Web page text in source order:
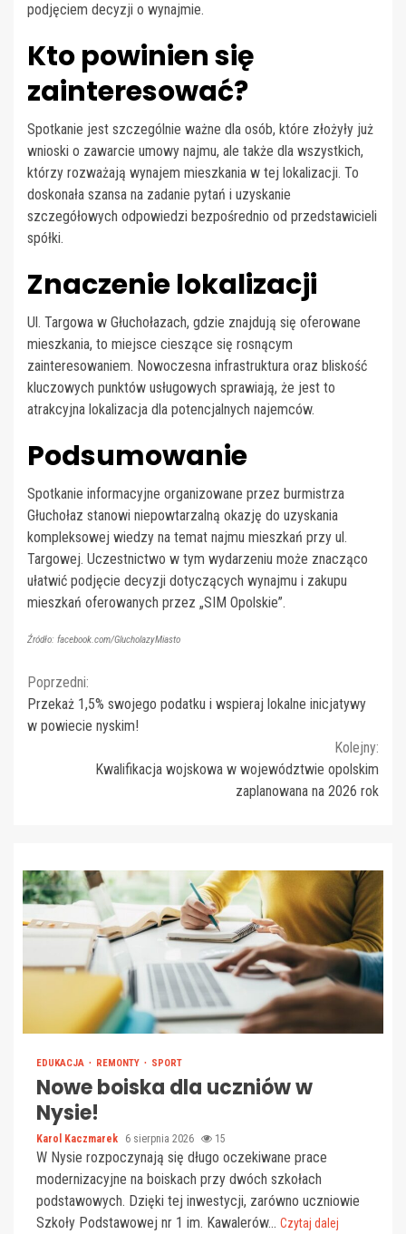
podjęciem decyzji o wynajmie.
Kto powinien się
zainteresować?
Spotkanie jest szczególnie ważne dla osób, które złożyły już
wnioski o zawarcie umowy najmu, ale także dla wszystkich,
którzy rozważają wynajem mieszkania w tej lokalizacji. To
doskonała szansa na zadanie pytań i uzyskanie
szczegółowych odpowiedzi bezpośrednio od przedstawicieli
spółki.
Znaczenie lokalizacji
Ul. Targowa w Głuchołazach, gdzie znajdują się oferowane
mieszkania, to miejsce cieszące się rosnącym
zainteresowaniem. Nowoczesna infrastruktura oraz bliskość
kluczowych punktów usługowych sprawiają, że jest to
atrakcyjna lokalizacja dla potencjalnych najemców.
Podsumowanie
Spotkanie informacyjne organizowane przez burmistrza
Głuchołaz stanowi niepowtarzalną okazję do uzyskania
kompleksowej wiedzy na temat najmu mieszkań przy ul.
Targowej. Uczestnictwo w tym wydarzeniu może znacząco
ułatwić podjęcie decyzji dotyczących wynajmu i zakupu
mieszkań oferowanych przez „SIM Opolskie”.
Źródło: facebook.com/GlucholazyMiasto
Continue
Reading
Poprzedni:
Przekaż 1,5% swojego podatku i wspieraj lokalne inicjatywy
w powiecie nyskim!
Kolejny:
Kwalifikacja wojskowa w województwie opolskim
zaplanowana na 2026 rok
EDUKACJA REMONTY SPORT
Nowe boiska dla uczniów w
Nysie!
Karol Kaczmarek 6 sierpnia 2026 15
W Nysie rozpoczynają się długo oczekiwane prace
modernizacyjne na boiskach przy dwóch szkołach
podstawowych. Dzięki tej inwestycji, zarówno uczniowie
Szkoły Podstawowej nr 1 im. Kawalerów... Czytaj dalej